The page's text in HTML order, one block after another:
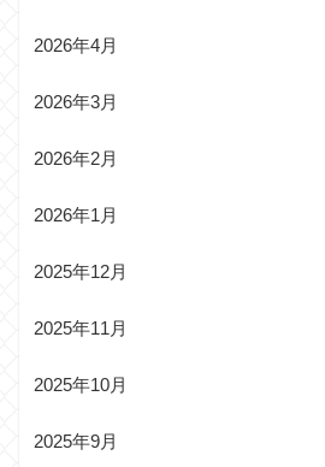
2026年4月
2026年3月
2026年2月
2026年1月
2025年12月
2025年11月
2025年10月
2025年9月